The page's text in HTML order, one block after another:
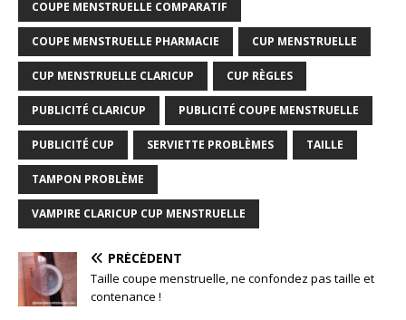
COUPE MENSTRUELLE COMPARATIF
COUPE MENSTRUELLE PHARMACIE CUP MENSTRUELLE
CUP MENSTRUELLE CLARICUP CUP RÈGLES
PUBLICITÉ CLARICUP PUBLICITÉ COUPE MENSTRUELLE
PUBLICITÉ CUP SERVIETTE PROBLÈMES TAILLE
TAMPON PROBLÈME
VAMPIRE CLARICUP CUP MENSTRUELLE
PRÉCÉDENT
Taille coupe menstruelle, ne confondez pas taille et
contenance !